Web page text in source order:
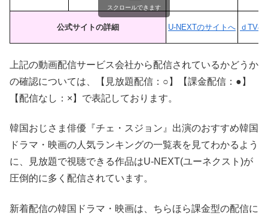
公式サイトの詳細 U-NEXTのサイトへ ｄTV
スクロールできます
上記の動画配信サービス会社から配信されているかどうか
の確認については、【見放題配信：○】【課金配信：●】
【配信なし：×】で表記しております。
韓国おじさま俳優『チェ・スジョン』出演のおすすめ韓国
ドラマ・映画の人気ランキングの一覧表を見てわかるよう
に、見放題で視聴できる作品はU-NEXT(ユーネクスト)が
圧倒的に多く配信されています。
新着配信の韓国ドラマ・映画は、ちらほら課金型の配信に